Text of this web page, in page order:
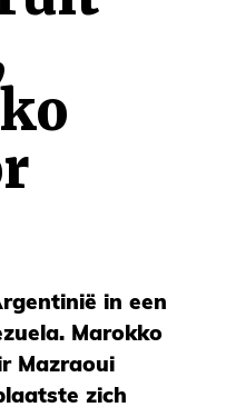
in een
Marokko
Mazraoui
zich